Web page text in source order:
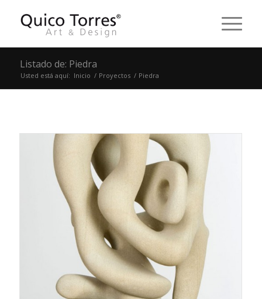
Listado de: Piedra
Usted está aquí: Inicio / Proyectos / Piedra